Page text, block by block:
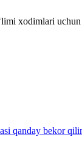
хodimlari
qanday bekor